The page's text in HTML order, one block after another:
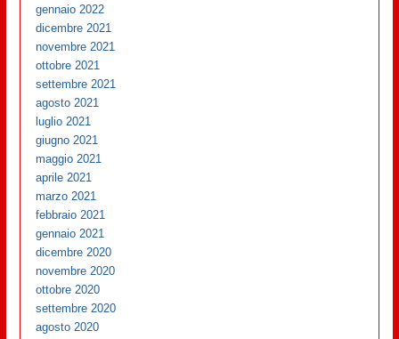
gennaio 2022
dicembre 2021
novembre 2021
ottobre 2021
settembre 2021
agosto 2021
luglio 2021
giugno 2021
maggio 2021
aprile 2021
marzo 2021
febbraio 2021
gennaio 2021
dicembre 2020
novembre 2020
ottobre 2020
settembre 2020
agosto 2020